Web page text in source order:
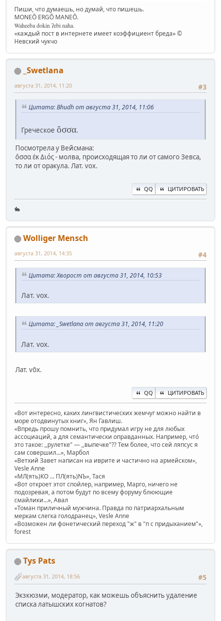
Пиши, что думаешь, но думай, что пишешь.
MONEŌ ERGŌ MANEŌ.
Waheeba dokin ʔebi naha.
«каждый пост в интернете имеет коэффициент бреда» ©
Невский чукчо
_Swetlana
#3
августа 31, 2014, 11:20
Цитата: Bhudh от августа 31, 2014, 11:06
Греческое ὄσσα.
Посмотрела у Вейсмана:
ὄσσα ἐκ Διός - молва, происходящая то ли от самого Зевса,
то ли от оракула. Лат. vox.
QQ ЦИТИРОВАТЬ
🐇
Wolliger Mensch
#4
августа 31, 2014, 14:35
Цитата: Хворост от августа 31, 2014, 10:53
Лат. vox.
Цитата: _Swetlana от августа 31, 2014, 11:20
Лат. vox.
Лат. vōx.
QQ ЦИТИРОВАТЬ
«Вот интересно, каких лингвистических жемчуг можно найти в
море отодвинутых книг», Ян Гавлиш.
«Впредь прошу помнить, что придумал игру не для любых
ассоциаций, а для семантически оправданных. Например, чтó
это такое: ,,рулетке" — ,,выпечке"?? Тем более, что сей ляпсус я
сам совершил...», Марбол
«Ветхий Завет написан на иврите и частично на армейском»,
Vesle Anne
«МЛ(ять)КО ... ПЛ(ять)NЪ», Тася
«Вот откроет этот спойлер, например, Марго, ничего не
подозревая, а потом будут по всему форуму блюющие
смайлики...», Авал
«Томан приличный мужчина. Правда по патриархальным
меркам слегка голодранец», Vesle Anne
«Возможен ли фонетический переход "ж" в "п с придыханием"»,
forest
Tys Pats
#5
августа 31, 2014, 18:56
Экзкюзми, модератор, как можешь объяснить удаление
списка латышских когнатов?